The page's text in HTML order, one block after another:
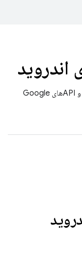
بازی‌های اندروید خود را با بازی‌های Android و APIهای Google